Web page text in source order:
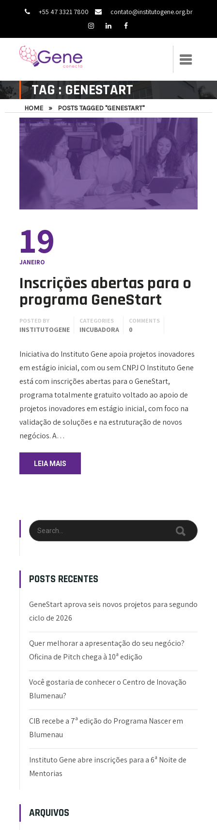
+55 47 3321 7800 contato@institutogene.org.br
TAG : GENESTART
HOME » POSTS TAGGED "GENESTART"
19
JANEIRO
Inscrições abertas para o
programa GeneStart
POSTED BY
INSTITUTOGENE
CATEGORIES
INCUBADORA
COMMENTS
0
Iniciativa do Instituto Gene apoia projetos inovadores
em estágio inicial, com ou sem CNPJ O Instituto Gene
está com inscrições abertas para o GeneStart,
programa totalmente gratuito voltado ao apoio de
projetos inovadores em estágio inicial, com foco na
validação de soluções e na estruturação de novos
negócios. A…
LEIA MAIS
POSTS RECENTES
GeneStart aprova seis novos projetos para segundo
ciclo de 2026
Quer melhorar a apresentação do seu negócio?
Oficina de Pitch chega à 10ª edição
Você gostaria de conhecer o Centro de Inovação
Blumenau?
CIB recebe a 7ª edição do Programa Nascer em
Blumenau
Instituto Gene abre inscrições para a 6ª Noite de
Mentorias
ARQUIVOS